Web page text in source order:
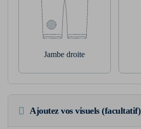
Jambe droite
Ajoutez vos visuels (facultatif)